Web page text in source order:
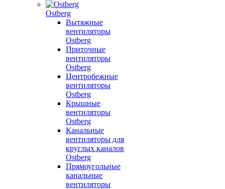
Ostberg
Вытяжные
вентиляторы
Ostberg
Приточные
вентиляторы
Ostberg
Центробежные
вентиляторы
Ostberg
Крышные
вентиляторы
Ostberg
Канальные
вентиляторы для
круглых каналов
Ostberg
Прямоугольные
канальные
вентиляторы